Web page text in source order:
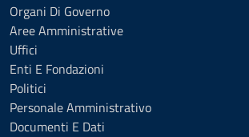
Organi Di Governo
Aree Amministrative
Uffici
Enti E Fondazioni
Politici
Personale Amministrativo
Documenti E Dati